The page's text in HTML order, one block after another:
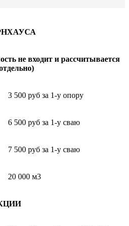
не входит и рассчитывается
3 500 руб за 1-у опору
6 500 руб за 1-у сваю
7 500 руб за 1-у сваю
20 000 м3